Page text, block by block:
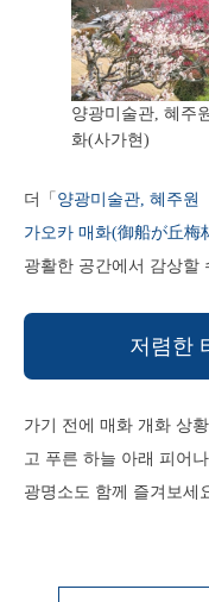
양광미술관, 혜주
화(사가현)
더「 양광미술관, 혜주원
가오카 매화(御船が丘梅
광활한 공간에서 감상할
저렴한
가기 전에 매화 개화 상
고 푸른 하늘 아래 피어
광명소도 함께 즐겨보세